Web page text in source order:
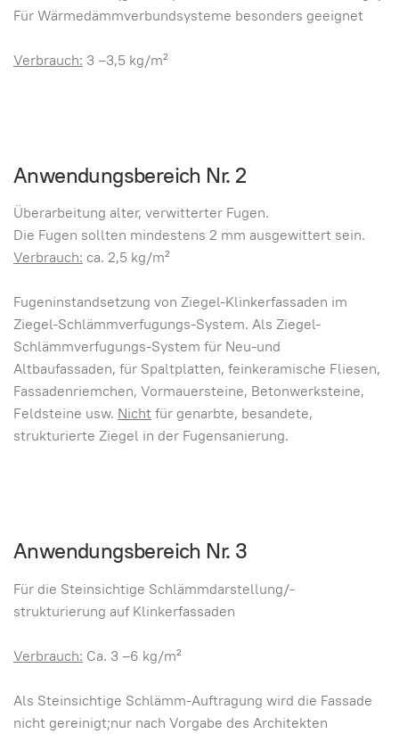
Für Wärmedämmverbundsysteme besonders geeignet
Verbrauch: 3 –3,5 kg/m²
Anwendungsbereich Nr. 2
Überarbeitung alter, verwitterter Fugen.
Die Fugen sollten mindestens 2 mm ausgewittert sein.
Verbrauch: ca. 2,5 kg/m²
Fugeninstandsetzung von Ziegel-Klinkerfassaden im
Ziegel-Schlämmverfugungs-System. Als Ziegel-
Schlämmverfugungs-System für Neu-und
Altbaufassaden, für Spaltplatten, feinkeramische Fliesen,
Fassadenriemchen, Vormauersteine, Betonwerksteine,
Feldsteine usw. Nichtfür genarbte, besandete,
strukturierte Ziegel in der Fugensanierung.
Anwendungsbereich Nr. 3
Für die Steinsichtige Schlämmdarstellung/-
strukturierung auf Klinkerfassaden
Verbrauch: Ca. 3 –6 kg/m²
Als Steinsichtige Schlämm-Auftragung wird die Fassade
nicht gereinigt;nur nach Vorgabe des Architekten